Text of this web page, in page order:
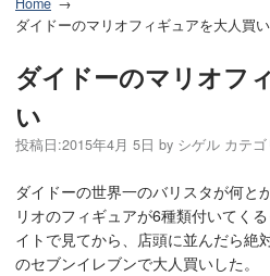
ダイドーのマリオフィギュアを大人買い
ダイドーのマリオフ
い
投稿日:2015年4月 5日 by シゲル カテ
ダイドーの世界一のバリスタが何と
リオのフィギュアが6種類付いてく
イトで見てから、店頭に並んだら絶
のセブンイレブンで大人買いした。